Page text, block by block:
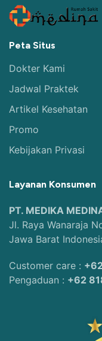
Peta Situs
Dokter Kami
Jadwal Praktek
Artikel Kesehatan
Promo
Kebijakan Privasi
Layanan Konsumen
PT. MEDIKA
Jl. Raya Wanaraja
Jawa Barat
Customer care :
Pengaduan : +62